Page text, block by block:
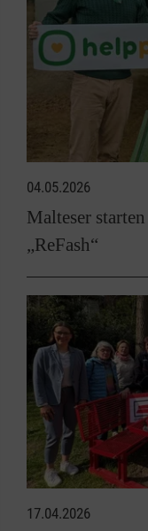
04.05.2026
Malteser
„ReFash“
17.04.2026